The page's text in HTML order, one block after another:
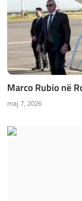
Marco Rubio në
maj 7, 2026